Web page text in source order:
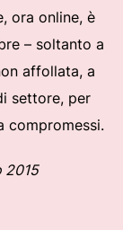
ora online, è
– soltanto a
affollata, a
settore, per
compromessi.